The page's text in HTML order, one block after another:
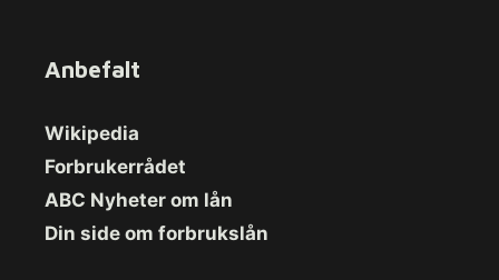
Anbefalt
Wikipedia
Forbrukerrådet
ABC Nyheter om lån
Din side om forbrukslån